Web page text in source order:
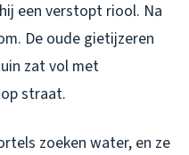
een verstopt riool. Na
De oude gietijzeren
zat vol met
straat.
zoeken water, en ze